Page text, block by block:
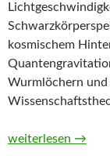
kosmischem
Wurmlöchern
Die kürzeste
weiterlesen →